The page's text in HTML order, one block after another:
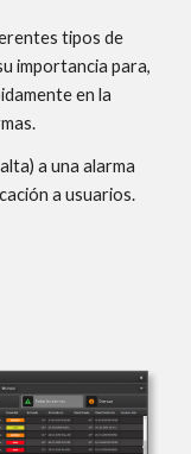
tipos de
importancia para,
en la
a una alarma
a usuarios.